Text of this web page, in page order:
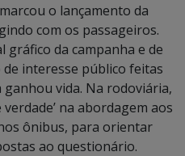
o lançamento da
com os passageiros.
da campanha e de
interesse público feitas
vida. Na rodoviária,
na abordagem aos
ônibus, para orientar
ao questionário.